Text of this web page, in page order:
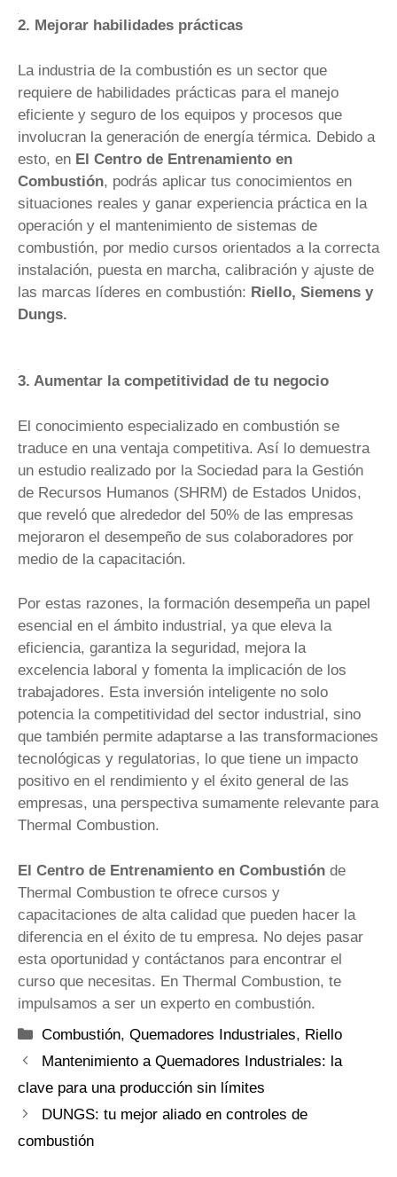
2. Mejorar habilidades prácticas
La industria de la combustión es un sector que
requiere de habilidades prácticas para el manejo
eficiente y seguro de los equipos y procesos que
involucran la generación de energía térmica. Debido a
esto, en El Centro de Entrenamiento en
Combustión, podrás aplicar tus conocimientos en
situaciones reales y ganar experiencia práctica en la
operación y el mantenimiento de sistemas de
combustión, por medio cursos orientados a la correcta
instalación, puesta en marcha, calibración y ajuste de
las marcas líderes en combustión: Riello, Siemens y
Dungs.
3. Aumentar la competitividad de tu negocio
El conocimiento especializado en combustión se
traduce en una ventaja competitiva. Así lo demuestra
un estudio realizado por la Sociedad para la Gestión
de Recursos Humanos (SHRM) de Estados Unidos,
que reveló que alrededor del 50% de las empresas
mejoraron el desempeño de sus colaboradores por
medio de la capacitación.
Por estas razones, la formación desempeña un papel
esencial en el ámbito industrial, ya que eleva la
eficiencia, garantiza la seguridad, mejora la
excelencia laboral y fomenta la implicación de los
trabajadores. Esta inversión inteligente no solo
potencia la competitividad del sector industrial, sino
que también permite adaptarse a las transformaciones
tecnológicas y regulatorias, lo que tiene un impacto
positivo en el rendimiento y el éxito general de las
empresas, una perspectiva sumamente relevante para
Thermal Combustion.
El Centro de Entrenamiento en Combustión de
Thermal Combustion te ofrece cursos y
capacitaciones de alta calidad que pueden hacer la
diferencia en el éxito de tu empresa. No dejes pasar
esta oportunidad y contáctanos para encontrar el
curso que necesitas. En Thermal Combustion, te
impulsamos a ser un experto en combustión.
Categorías
Combustión,Quemadores Industriales, Riello
Mantenimiento a Quemadores Industriales: la
clave para una producción sin límites
DUNGS: tu mejor aliado en controles de
combustión